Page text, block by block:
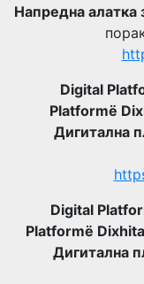
Напредна
Digital
Platformë
Дигитална
Digital
Platformë
Дигитална